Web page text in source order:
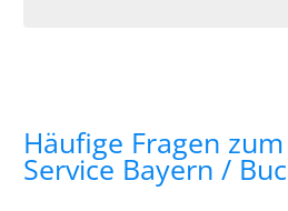
Häufige Fragen
Service Bayern /